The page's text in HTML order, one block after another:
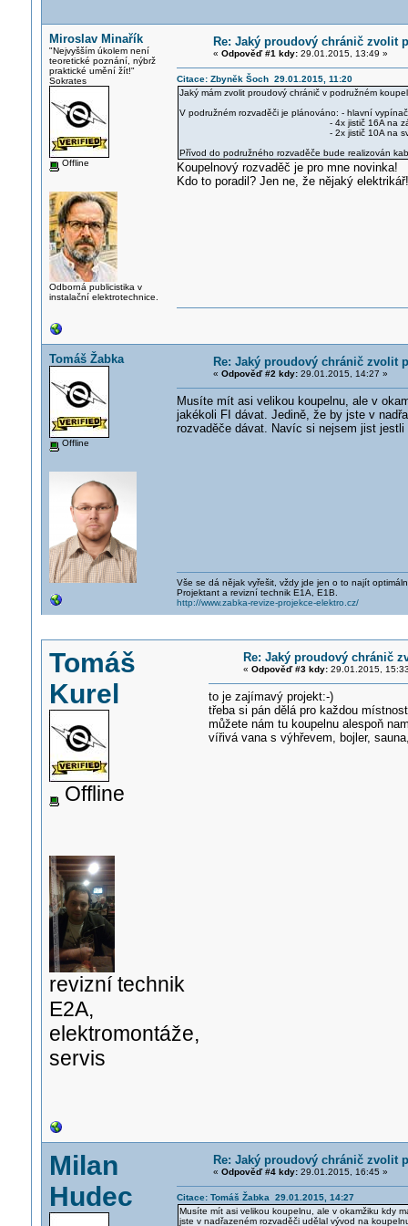
Miroslav Minařík
"Nejvyšším úkolem není
teoretické poznání, nýbrž
praktické umění žít!"
Sokrates
Offline
Odborná publicistika v
instalační elektrotechnice.
Re: Jaký proudový chránič zvolit
« Odpověď #1 kdy:29.01.2015, 13:49 »
Citace: Zbyněk Šoch 29.01.2015, 11:20
Jaký mám zvolit proudový chránič v podružném
V podružném rozvaděči je plánováno: - hlavní
- 4x jistič 16A na
- 2x jistič 10A na
Přívod do podružného rozvaděče bude realizován
Koupelnový rozvaděč je pro mne novinka!
Kdo to poradil? Jen ne, že nějaký elektrikář!
Tomáš Žabka
Offline
Re: Jaký proudový chránič zvolit
« Odpověď #2 kdy:29.01.2015, 14:27 »
Musíte mít asi velikou koupelnu, ale v
jakékoli FI dávat. Jedině, že by jste v
rozvaděče dávat. Navíc si nejsem jist jestli
Vše se dá nějak vyřešit, vždy jde jen o to najít
Projektant a revizní technik E1A, E1B.
http://www.zabka-revize-projekce-elektro.cz/
Tomáš
Kurel
Offline
revizní technik
E2A,
elektromontáže,
servis
Re: Jaký proudový chránič
« Odpověď #3 kdy:29.01.2015,
to je zajímavý projekt:-)
třeba si pán dělá pro každou
můžete nám tu koupelnu alespoň
vířivá vana s výhřevem, bojler,
Milan
Hudec
Re: Jaký proudový chránič zvolit
« Odpověď #4 kdy:29.01.2015, 16:45 »
Citace: Tomáš Žabka 29.01.2015, 14:27
Musíte mít asi velikou koupelnu, ale v okamžiku kdy
jste v nadřazeném rozvaděči udělal vývod na